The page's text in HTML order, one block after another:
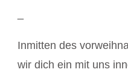
Inmitten des
wir dich ein mit uns